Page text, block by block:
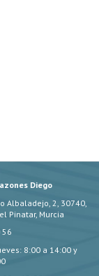
Diego
Albaladejo, 2, 30740,
Pinatar, Murcia
56
8:00 a 14:00 y